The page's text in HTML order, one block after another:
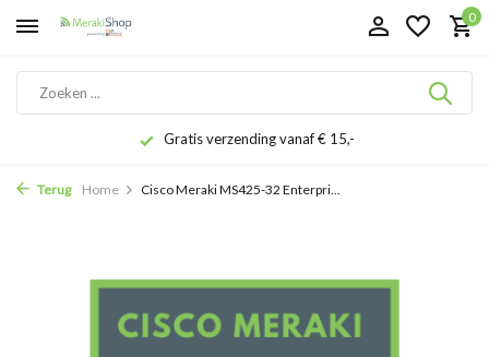
0
Gratis verzending vanaf € 15,-
Terug Home Cisco Meraki MS425-32 Enterpri...